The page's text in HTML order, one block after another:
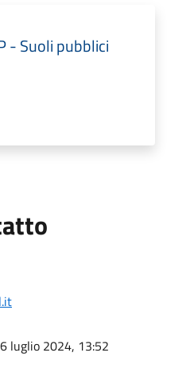
- Suoli pubblici
luglio 2024, 13:52